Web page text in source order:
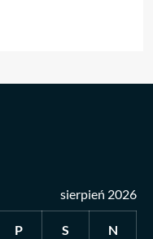
sierpień 2026
P S N